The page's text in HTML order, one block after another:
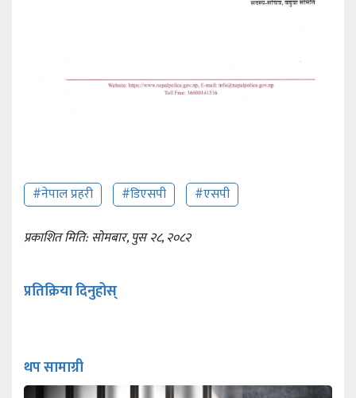
#नेपाल प्रहरी #डिएसपी #एसपी
प्रकाशित मिति: सोमबार, पुस २८, २०८२
प्रतिक्रिया दिनुहोस्
थप सामाग्री